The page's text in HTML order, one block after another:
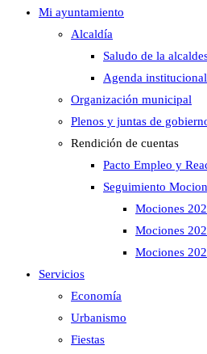
Mi ayuntamiento
Alcaldía
Saludo de la
Agenda
Organización municipal
Plenos y juntas de
Rendición de cuentas
Pacto Empleo y
Seguimiento
Mociones
Mociones
Mociones
Servicios
Economía
Urbanismo
Fiestas